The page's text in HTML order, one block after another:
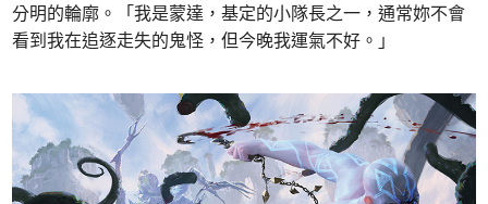
分明的輪廓。「我是蒙達，基定的小隊長之一，通常妳不會
看到我在追逐走失的鬼怪，但今晚我運氣不好。」